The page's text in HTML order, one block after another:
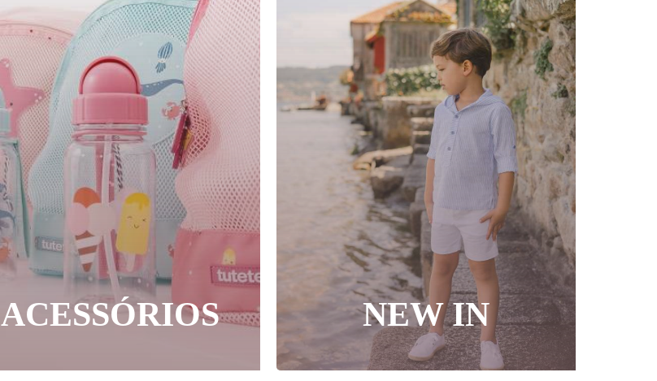
ACESSÓRIOS NEW IN